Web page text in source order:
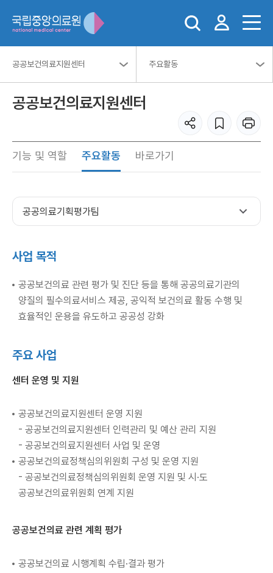
공공보건의료지원센터 주요활동
공공보건의료지원센터
기능 및 역할 주요활동 바로가기
공공의료기획평가팀
사업 목적
공공보건의료 관련 평가 및 진단 등을 통해 공공의료기관의
양질의 필수의료서비스 제공, 공익적 보건의료 활동 수행 및
효율적인 운용을 유도하고 공공성 강화
주요 사업
센터 운영 및 지원
공공보건의료지원센터 운영 지원
- 공공보건의료지원센터 인력관리 및 예산 관리 지원
- 공공보건의료지원센터 사업 및 운영
공공보건의료정책심의위원회 구성 및 운영 지원
- 공공보건의료정책심의위원회 운영 지원 및 시·도
공공보건의료위원회 연계 지원
공공보건의료 관련 계획 평가
공공보건의료 시행계획 수립·결과 평가